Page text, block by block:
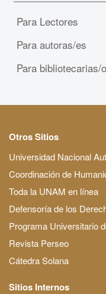
Para Lectores
Para autoras/es
Para bibliotecarias/
Otros Sitios
Universidad Nacional
Coordinación de
Toda la UNAM en línea
Defensoría de los
Programa Universitario
Revista Perseo
Cátedra Solana
Sitios Internos